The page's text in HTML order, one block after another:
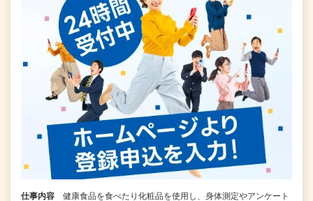
仕事内容 健康食品を食べたり化粧品を使用し、身体測定やアンケート